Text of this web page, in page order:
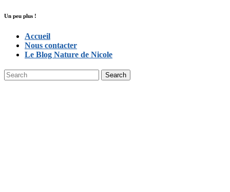
Un peu plus !
Accueil
Nous contacter
Le Blog Nature de Nicole